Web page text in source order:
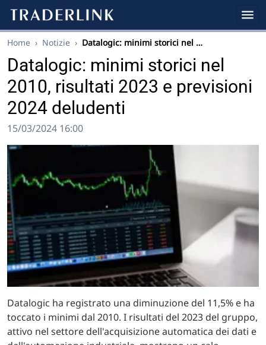
Home › Notizie › Datalogic: minimi storici nel …
Datalogic: minimi storici nel
2010, risultati 2023 e previsioni
2024 deludenti
15/03/2024 16:00
Datalogic ha registrato una diminuzione del 11,5% e ha
toccato i minimi dal 2010. I risultati del 2023 del gruppo,
attivo nel settore dell'acquisizione automatica dei dati e